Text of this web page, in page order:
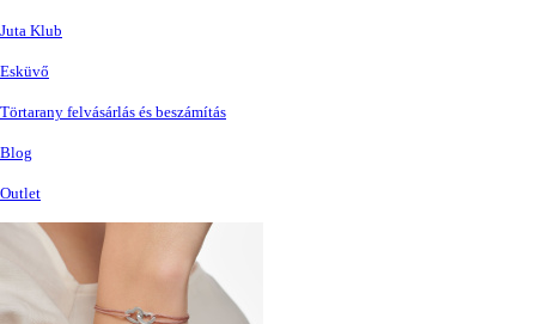
Juta Klub
Esküvő
Törtarany felvásárlás és beszámítás
Blog
Outlet